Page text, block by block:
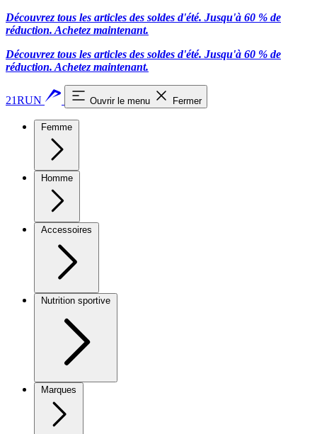
Découvrez tous les articles des soldes d'été. Jusqu'à 60 % de
réduction. Achetez maintenant.
Découvrez tous les articles des soldes d'été. Jusqu'à 60 % de
réduction. Achetez maintenant.
21RUN Ouvrir le menu Fermer
Femme
Homme
Accessoires
Nutrition sportive
Marques